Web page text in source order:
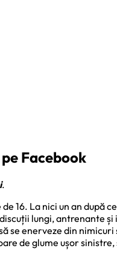
Facebook
.
16. La nici un an după
lungi, antrenante
se enerveze din
de glume ușor